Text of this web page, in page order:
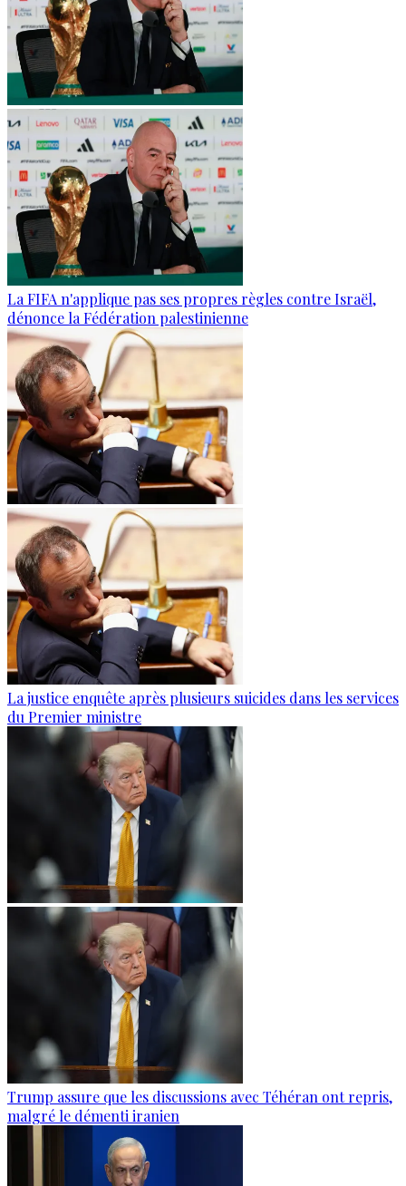
La FIFA n'applique pas ses propres règles contre Israël,
dénonce la Fédération palestinienne
La justice enquête après plusieurs suicides dans les services
du Premier ministre
Trump assure que les discussions avec Téhéran ont repris,
malgré le démenti iranien